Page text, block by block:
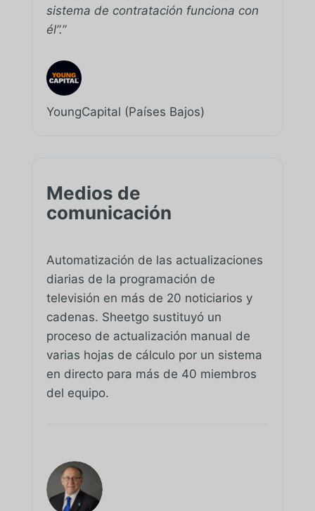
sistema de contratación funciona con
él”.”
YoungCapital (Países Bajos)
Medios de
comunicación
Automatización de las actualizaciones
diarias de la programación de
televisión en más de 20 noticiarios y
cadenas. Sheetgo sustituyó un
proceso de actualización manual de
varias hojas de cálculo por un sistema
en directo para más de 40 miembros
del equipo.